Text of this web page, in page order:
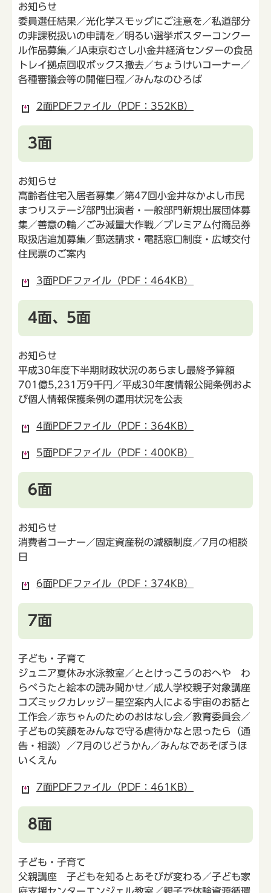
お知らせ
委員選任結果／光化学スモッグにご注意を／私道部分
の非課税扱いの申請を／明るい選挙ポスターコンクー
ル作品募集／JA東京むさし小金井経済センターの食品
トレイ拠点回収ボックス撤去／ちょうけいコーナー／
各種審議会等の開催日程／みんなのひろば
2面PDFファイル（PDF：352KB）
3面
お知らせ
高齢者住宅入居者募集／第47回小金井なかよし市民
まつりステージ部門出演者・一般部門新規出展団体募
集／善意の輪／ごみ減量大作戦／プレミアム付商品券
取扱店追加募集／郵送請求・電話窓口制度・広域交付
住民票のご案内
3面PDFファイル（PDF：464KB）
4面、5面
お知らせ
平成30年度下半期財政状況のあらまし最終予算額
701億5,231万9千円／平成30年度情報公開条例およ
び個人情報保護条例の運用状況を公表
4面PDFファイル（PDF：364KB）
5面PDFファイル（PDF：400KB）
6面
お知らせ
消費者コーナー／固定資産税の減額制度／7月の相談
日
6面PDFファイル（PDF：374KB）
7面
子ども・子育て
ジュニア夏休み水泳教室／ととけっこうのおへや わ
らべうたと絵本の読み聞かせ／成人学校親子対象講座
コズミックカレッジ－星空案内人による宇宙のお話と
工作会／赤ちゃんのためのおはなし会／教育委員会／
子どもの笑顔をみんなで守る虐待かなと思ったら（通
告・相談）／7月のじどうかん／みんなであそぼうほ
いくえん
7面PDFファイル（PDF：461KB）
8面
子ども・子育て
父親講座 子どもを知るとあそびが変わる／子ども家
庭支援センターエンジェル教室／親子で体験資源循環